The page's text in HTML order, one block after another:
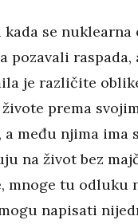
kada se
pozavali raspada,
je različite
prema
među njima ima
na život bez
mnoge tu odluku
napisati